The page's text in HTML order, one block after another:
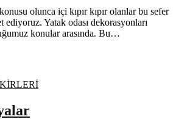
olunca içi kıpır kıpır olanlar bu sefer
ediyoruz. Yatak odası dekorasyonları
konular arasında. Bu…